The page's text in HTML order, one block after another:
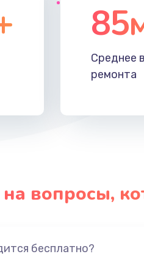
Среднее
ремонта
вопросы,
бесплатно?